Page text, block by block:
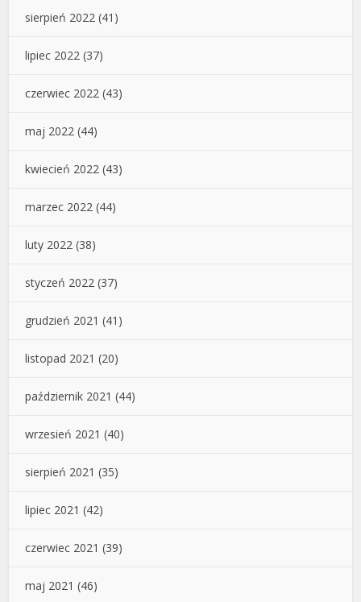
sierpień 2022 (41)
lipiec 2022 (37)
czerwiec 2022 (43)
maj 2022 (44)
kwiecień 2022 (43)
marzec 2022 (44)
luty 2022 (38)
styczeń 2022 (37)
grudzień 2021 (41)
listopad 2021 (20)
październik 2021 (44)
wrzesień 2021 (40)
sierpień 2021 (35)
lipiec 2021 (42)
czerwiec 2021 (39)
maj 2021 (46)